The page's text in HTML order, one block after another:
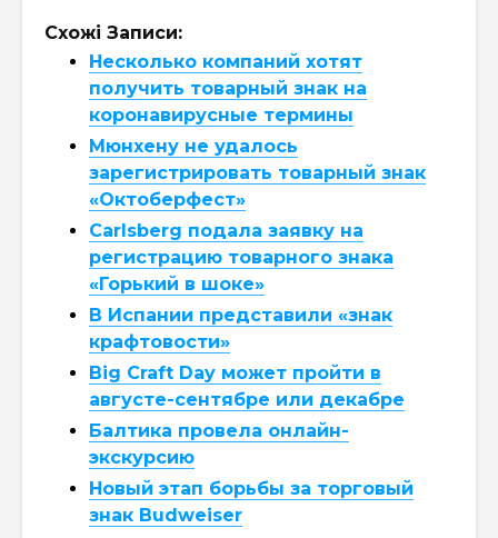
Схожі Записи:
Несколько компаний хотят
получить товарный знак на
коронавирусные термины
Мюнхену не удалось
зарегистрировать товарный знак
«Октоберфест»
Carlsberg подала заявку на
регистрацию товарного знака
«Горький в шоке»
В Испании представили «знак
крафтовости»
Big Craft Day может пройти в
августе-сентябре или декабре
Балтика провела онлайн-
экскурсию
Новый этап борьбы за торговый
знак Budweiser